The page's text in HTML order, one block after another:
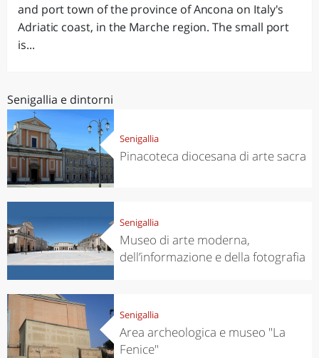
and port town of the province of Ancona on Italy's
Adriatic coast, in the Marche region. The small port
is...
Senigallia e dintorni
Senigallia
Pinacoteca diocesana di arte sacra
Senigallia
Museo di arte moderna,
dell’informazione e della fotografia
Senigallia
Area archeologica e museo "La
Fenice"